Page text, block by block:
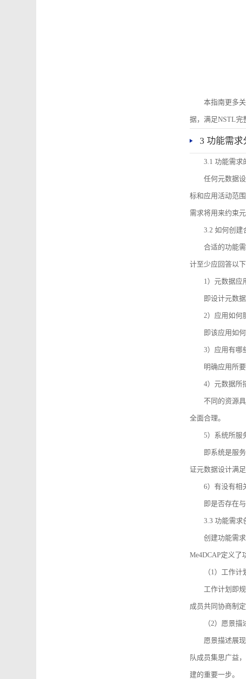
本指南更多
据，满足NSTL完
3 功能需求
3.1 功能需求
任何元数据
标和应用活动范
需求将用来约束
3.2 如何创建
合适的功能
计至少应回答以下
1）元数据应
即设计元数
2）应用如何
即该应用如
3）应用有哪
明确应用所
4）元数据所
不同的资源
全面合理。
5）系统所服
即系统是服
证元数据设计满足
6）有没有相
即是否存在
3.3 功能需求
创建功能需
Me4DCAP定义了
（1）工作计
工作计划即
成员共同协商制
（2）愿景描
愿景描述展
队成员集思广益
建的重要一步。